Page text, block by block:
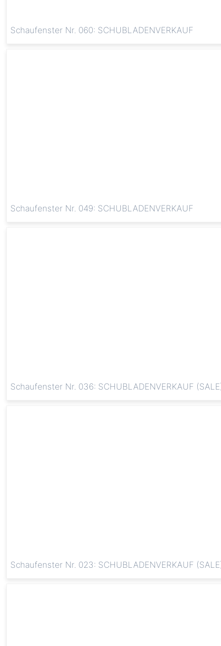
Schaufenster Nr. 060: SCHUBLADENVERKAUF
Schaufenster Nr. 049: SCHUBLADENVERKAUF
Schaufenster Nr. 036: SCHUBLADENVERKAUF
Schaufenster Nr. 023: SCHUBLADENVERKAUF